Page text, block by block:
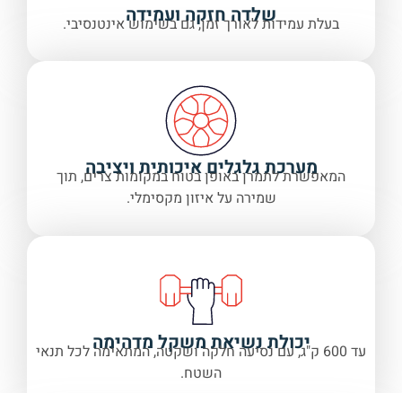
שלדה חזקה ועמידה
בעלת עמידות לאורך זמן, גם בשימוש אינטנסיבי.
מערכת גלגלים איכותית ויציבה
המאפשרת לתמרן באופן בטוח במקומות צרים, תוך
שמירה על איזון מקסימלי.
יכולת נשיאת משקל מדהימה
עד 600 ק"ג, עם נסיעה חלקה ושקטה, המתאימה לכל תנאי
השטח.